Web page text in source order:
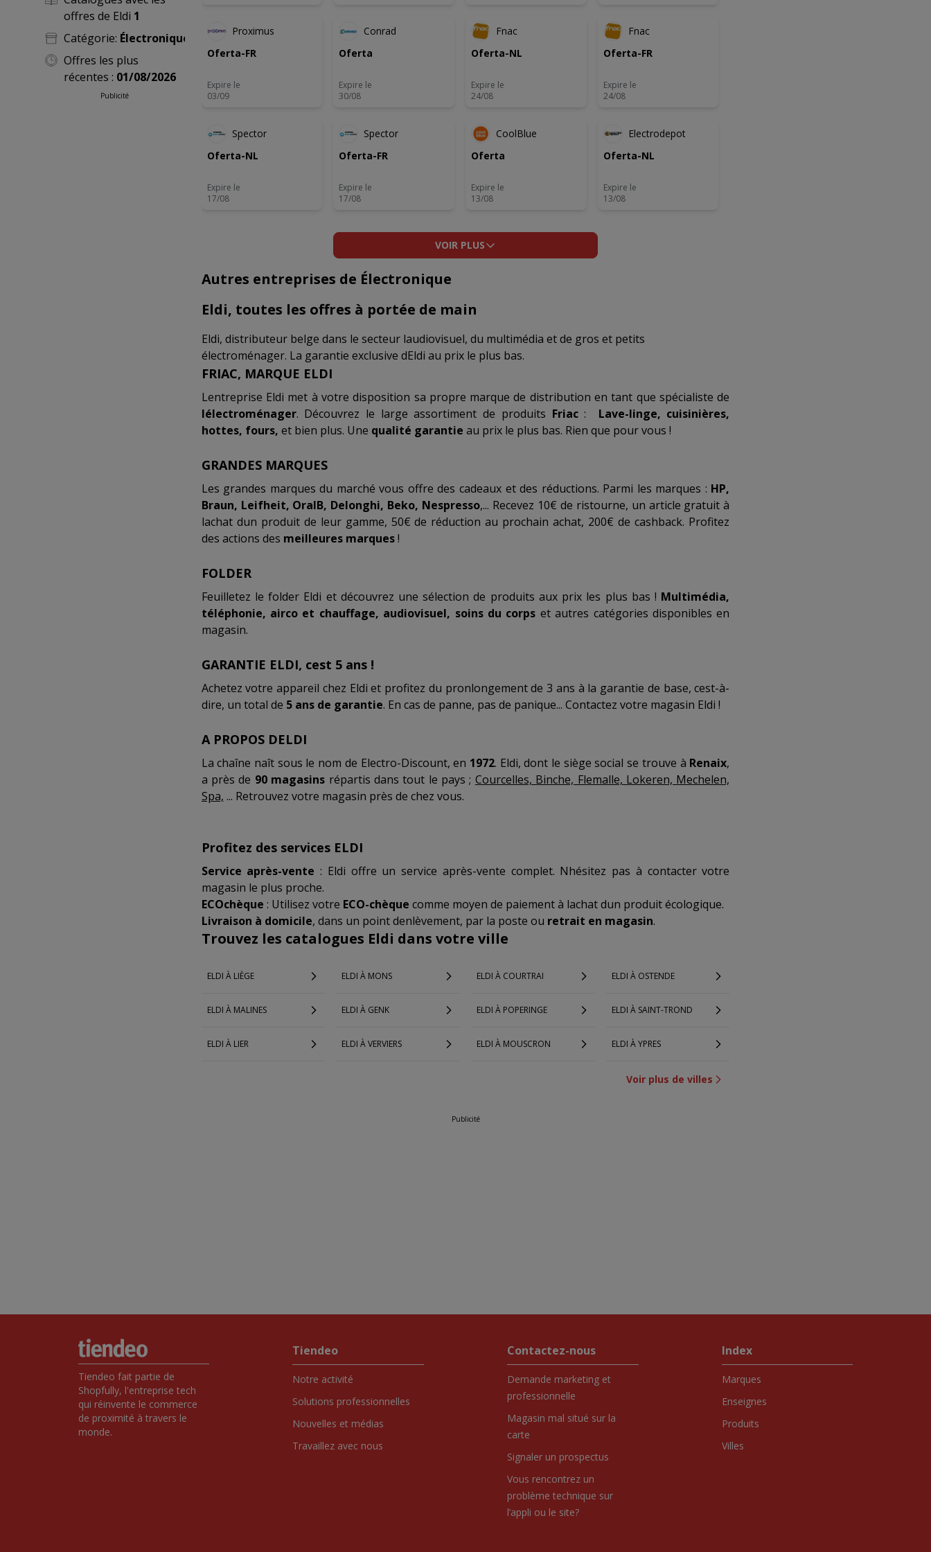
offres de Eldi 1
Catégorie: Électronique
Offres les plus
récentes : 01/08/2026
Publicité
Proximus
Oferta-FR
Expire le
03/09
Conrad
Oferta
Expire le
30/08
Fnac
Oferta-NL
Expire le
24/08
Fnac
Oferta-FR
Expire le
24/08
Spector
Oferta-NL
Expire le
17/08
Spector
Oferta-FR
Expire le
17/08
CoolBlue
Oferta
Expire le
13/08
Electrodepot
Oferta-NL
Expire le
13/08
VOIR PLUS
Autres entreprises de Électronique
Eldi, toutes les offres à portée de main
Eldi, distributeur belge dans le secteur laudiovisuel, du multimédia et de gros et petits
électroménager. La garantie exclusive dEldi au prix le plus bas.
FRIAC, MARQUE ELDI
Lentreprise Eldi met à votre disposition sa propre marque de distribution en tant que spécialiste de
lélectroménager. Découvrez le large assortiment de produits Friac: Lave-linge, cuisinières,
hottes, fours, et bien plus. Une qualité garantie au prix le plus bas. Rien que pour vous !
GRANDES MARQUES
Les grandes marques du marché vous offre des cadeaux et des réductions. Parmi les marques : HP,
Braun, Leifheit, OralB, Delonghi, Beko, Nespresso,... Recevez 10€ de ristourne, un article gratuit à
lachat dun produit de leur gamme, 50€ de réduction au prochain achat, 200€ de cashback. Profitez
des actions des meilleures marques!
FOLDER
Feuilletez le folder Eldi et découvrez une sélection de produits aux prix les plus bas ! Multimédia,
téléphonie, airco et chauffage, audiovisuel, soins du corps et autres catégories disponibles en
magasin.
GARANTIE ELDI, cest 5 ans !
Achetez votre appareil chez Eldi et profitez du pronlongement de 3 ans à la garantie de base, cest-à-
dire, un total de 5 ans de garantie. En cas de panne, pas de panique... Contactez votre magasin Eldi !
A PROPOS DELDI
La chaîne naît sous le nom de Electro-Discount, en 1972. Eldi, dont le siège social se trouve à Renaix,
a près de 90 magasins répartis dans tout le pays ; Courcelles, Binche, Flemalle, Lokeren, Mechelen,
Spa, ... Retrouvez votre magasin près de chez vous.
Profitez des services ELDI
Service après-vente : Eldi offre un service après-vente complet. Nhésitez pas à contacter votre
magasin le plus proche.
ECOchèque : Utilisez votre ECO-chèque comme moyen de paiement à lachat dun produit écologique.
Livraison à domicile, dans un point denlèvement, par la poste ou retrait en magasin.
Trouvez les catalogues Eldi dans votre ville
ELDI À LIÈGE ELDI À MONS ELDI À COURTRAI ELDI À OSTENDE
ELDI À MALINES ELDI À GENK ELDI À POPERINGE ELDI À SAINT-TROND
ELDI À LIER ELDI À VERVIERS ELDI À MOUSCRON ELDI À YPRES
Voir plus de villes
Publicité
Tiendeo fait partie de
Shopfully, l'entreprise tech
qui réinvente le commerce
de proximité à travers le
monde.
Tiendeo
Notre activité
Solutions professionnelles
Nouvelles et médias
Travaillez avec nous
Contactez-nous
Demande marketing et
professionnelle
Magasin mal situé sur la
carte
Signaler un prospectus
Vous rencontrez un
problème technique sur
l’appli ou le site?
Index
Marques
Enseignes
Produits
Villes